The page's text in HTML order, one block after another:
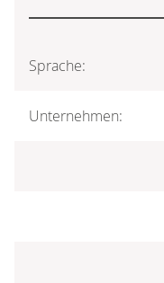
Sprache:
Unternehmen: